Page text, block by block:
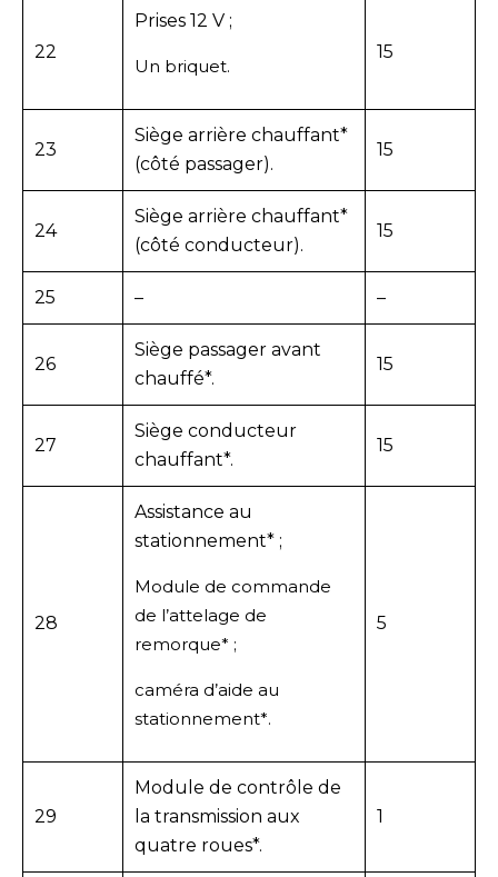
22
Prises 12 V ;
Un briquet.
15
23
Siège arrière chauffant*
(côté passager).
15
24
Siège arrière chauffant*
(côté conducteur).
15
25 – –
26
Siège passager avant
chauffé*.
15
27
Siège conducteur
chauffant*.
15
28
Assistance au
stationnement* ;
Module de commande
de l’attelage de
remorque* ;
caméra d’aide au
stationnement*.
5
29
Module de contrôle de
la transmission aux
quatre roues*.
1